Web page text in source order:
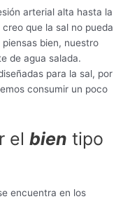
arterial alta hasta la
que la sal no pueda
bien, nuestro
de agua salada.
para la sal, por
consumir un poco
el bien tipo
encuentra en los